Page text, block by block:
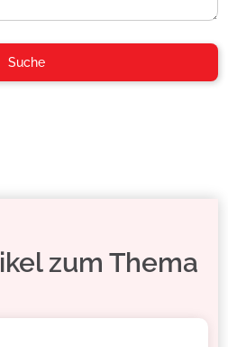
zum Thema